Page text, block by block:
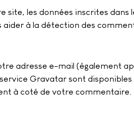
site, les données inscrites
à la détection des
adresse e-mail (également
Gravatar sont
à coté de votre commentaire.